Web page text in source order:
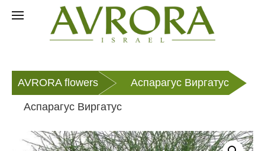
содержанию
AVRORA flowers Аспарагус Виргатус
Аспарагус Виргатус